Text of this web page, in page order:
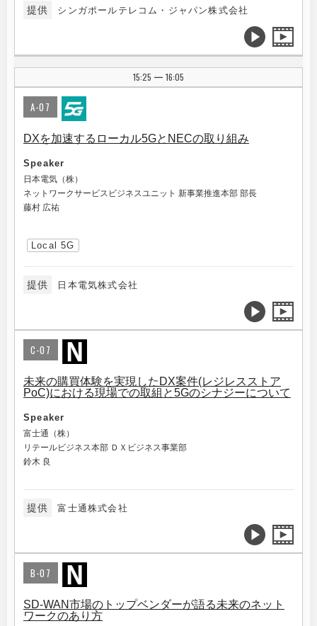
提供 シンガポールテレコム・ジャパン株式会社
15:25 | 16:05
A-07
DXを加速するローカル5GとNECの取り組み
Speaker
日本電気（株）
ネットワークサービスビジネスユニット 新事業推進本部 部長
藤村 広祐
Local 5G
提供 日本電気株式会社
C-07
未来の購買体験を実現したDX案件(レジレスストア
PoC)における現場での取組と5Gのシナジーについて
Speaker
富士通（株）
リテールビジネス本部 ＤＸビジネス事業部
鈴木 良
提供 富士通株式会社
B-07
SD-WAN市場のトップベンダーが語る未来のネット
ワークのあり方